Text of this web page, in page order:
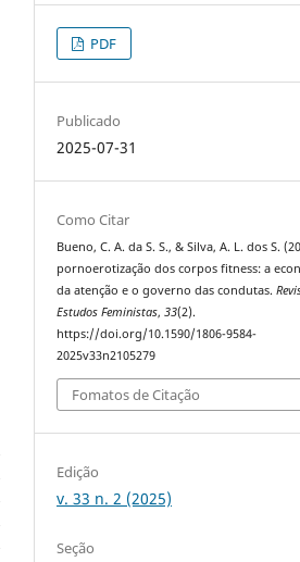
PDF
Publicado
2025-07-31
Como Citar
Bueno, C. A. da S. S., & Silva, A. L. dos S.
pornoerotização dos corpos fitness: a
da atenção e o governo das condutas.
Estudos Feministas,33(2).
https://doi.org/10.1590/1806-9584-
2025v33n2105279
Fomatos de Citação
Edição
v. 33 n. 2 (2025)
Seção